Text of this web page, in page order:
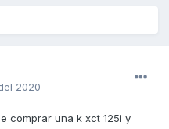
2020
comprar una k xct 125i y